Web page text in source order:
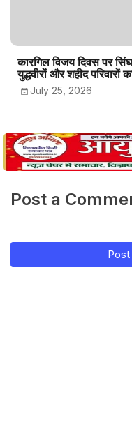
कारगिल विजय दिवस पर
युद्धवीरों और शहीद परिवारों
July 25, 2026
Post a